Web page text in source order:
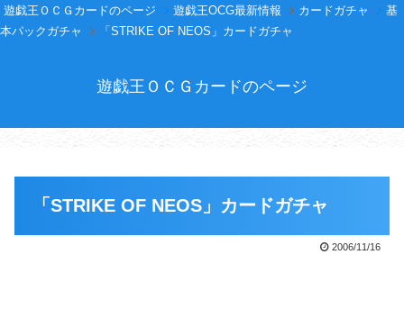
遊戯王ＯＣＧカードのページ 遊戯王OCG最新情報 カードガチャ
基
本パックガチャ
「STRIKE OF NEOS」カードガチャ
遊戯王ＯＣＧカードのページ
「STRIKE OF NEOS」カードガチャ
2006/11/16